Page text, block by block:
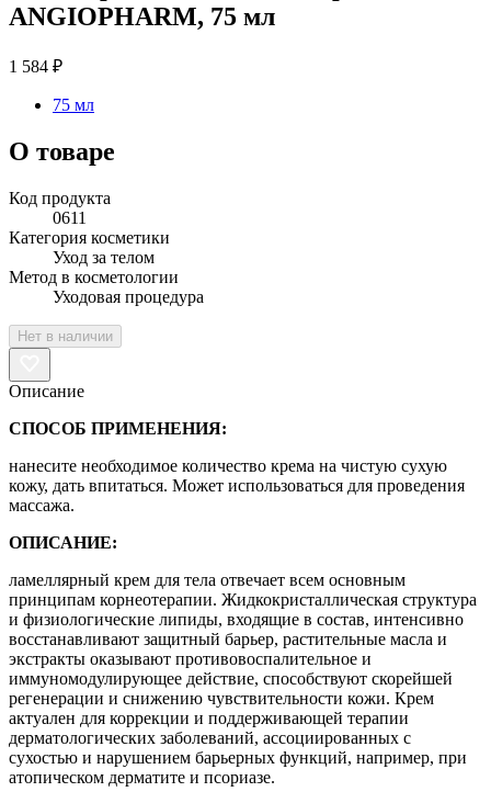
ANGIOPHARM, 75 мл
1 584 ₽
75 мл
О товаре
Код продукта
0611
Категория косметики
Уход за телом
Метод в косметологии
Уходовая процедура
Нет в наличии
Описание
СПОСОБ ПРИМЕНЕНИЯ:
нанесите необходимое количество крема на чистую сухую
кожу, дать впитаться. Может использоваться для проведения
массажа.
ОПИСАНИЕ:
ламеллярный крем для тела отвечает всем основным
принципам корнеотерапии. Жидкокристаллическая структура
и физиологические липиды, входящие в состав, интенсивно
восстанавливают защитный барьер, растительные масла и
экстракты оказывают противовоспалительное и
иммуномодулирующее действие, способствуют скорейшей
регенерации и снижению чувствительности кожи. Крем
актуален для коррекции и поддерживающей терапии
дерматологических заболеваний, ассоциированных с
сухостью и нарушением барьерных функций, например, при
атопическом дерматите и псориазе.